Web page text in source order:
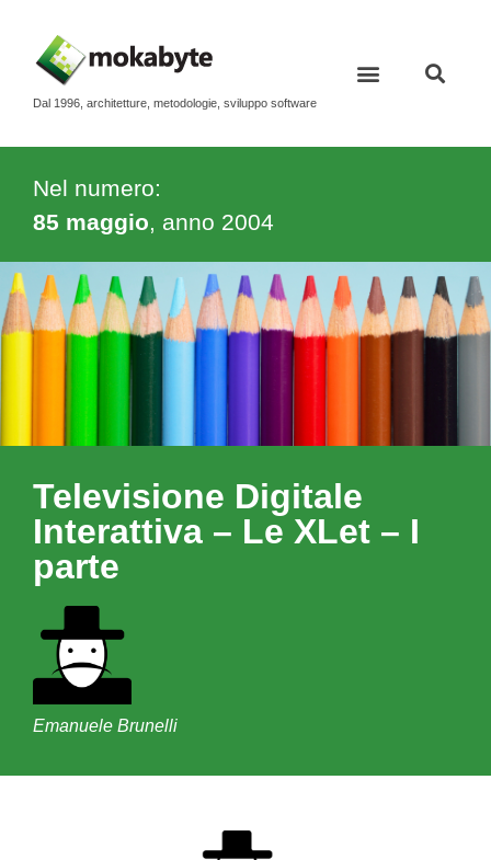
Dal 1996, architetture, metodologie, sviluppo software
Nel numero:
85 maggio, anno 2004
Televisione Digitale
Interattiva – Le XLet – I
parte
Emanuele Brunelli